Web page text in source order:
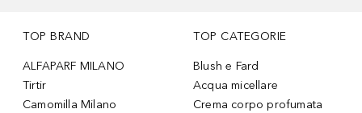
TOP BRAND
ALFAPARF MILANO
Tirtir
Camomilla Milano
TOP CATEGORIE
Blush e Fard
Acqua micellare
Crema corpo profumata